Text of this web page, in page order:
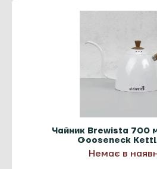
Чайник Brewista 700
Gooseneck
Немає в